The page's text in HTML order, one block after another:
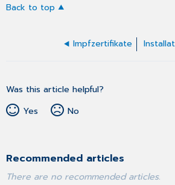
Back to top
Impfzertifikate
Was this article helpful?
Yes
No
Recommended articles
There are no recommended articles.